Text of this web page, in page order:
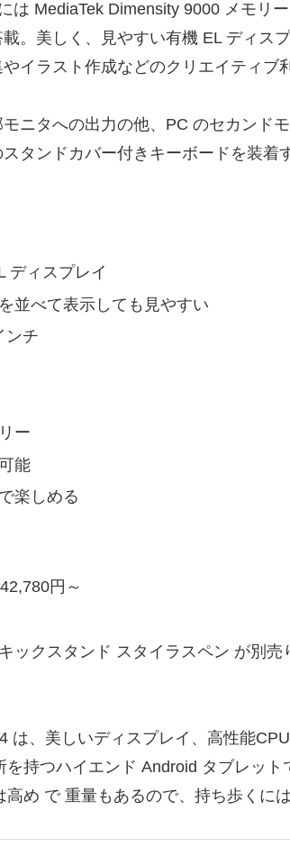
は MediaTek Dimensity 9000 メモリ
。美しく、見やすい有機 EL ディス
イラスト作成などのクリエイティブ
ニタへの出力の他、PC のセカンド
タンドカバー付きキーボードを装着
ディスプレイ
並べて表示しても見やすい
ンチ
ー
能
楽しめる
円～
ックスタンド スタイラスペン が別売
は、美しいディスプレイ、高性能
を持つハイエンド Android タブレット
高め で 重量もあるので、持ち歩くに